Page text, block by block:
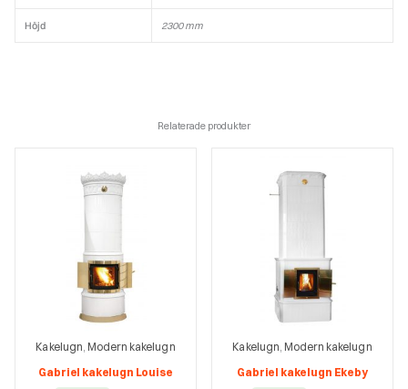
Höjd 2300 mm
Relaterade produkter
Kakelugn, Modern kakelugn
Gabriel kakelugn Louise
Kakelugn, Modern kakelugn
Gabriel kakelugn Ekeby